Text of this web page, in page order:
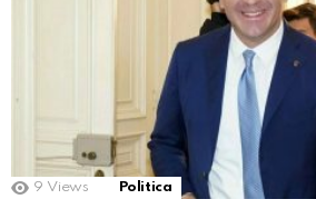
9 Views Politica